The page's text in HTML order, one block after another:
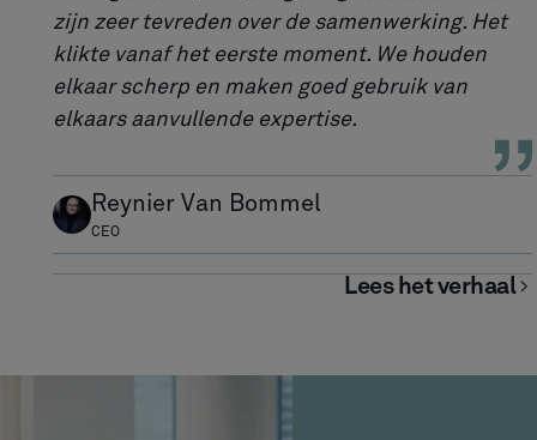
zijn zeer tevreden over de samenwerking. Het
klikte vanaf het eerste moment. We houden
elkaar scherp en maken goed gebruik van
elkaars aanvullende expertise.
Reynier Van Bommel
CEO
Lees het verhaal